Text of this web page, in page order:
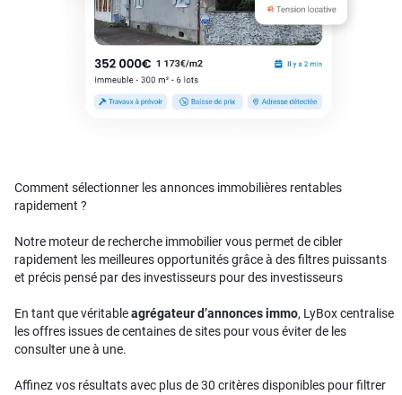
Comment sélectionner les annonces immobilières rentables
rapidement ?
Notre moteur de recherche immobilier vous permet de cibler
rapidement les meilleures opportunités grâce à des filtres puissants
et précis pensé par des investisseurs pour des investisseurs
En tant que véritableagrégateur d’annonces immo, LyBox centralise
les offres issues de centaines de sites pour vous éviter de les
consulter une à une.
Affinez vos résultats avec plus de 30 critères disponibles pour filtrer